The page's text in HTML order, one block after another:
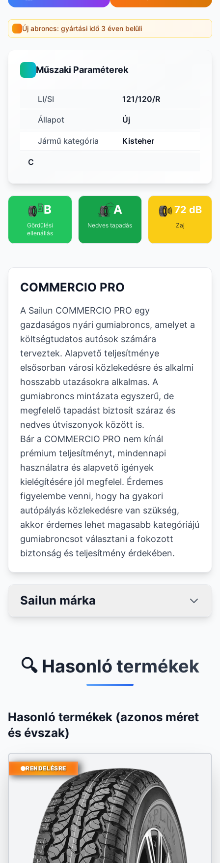
Új abroncs: gyártási idő 3 éven belüli
Műszaki Paraméterek
LI/SI 121/120/R
Állapot Új
Jármű kategória Kisteher
C
B
Gördülési
ellenállás
A
Nedves tapadás
72 dB
Zaj
COMMERCIO PRO
A Sailun COMMERCIO PRO egy
gazdaságos nyári gumiabroncs, amelyet a
költségtudatos autósok számára
terveztek. Alapvető teljesítménye
elsősorban városi közlekedésre és alkalmi
hosszabb utazásokra alkalmas. A
gumiabroncs mintázata egyszerű, de
megfelelő tapadást biztosít száraz és
nedves útviszonyok között is.
Bár a COMMERCIO PRO nem kínál
prémium teljesítményt, mindennapi
használatra és alapvető igények
kielégítésére jól megfelel. Érdemes
figyelembe venni, hogy ha gyakori
autópályás közlekedésre van szükség,
akkor érdemes lehet magasabb kategóriájú
gumiabroncsot választani a fokozott
biztonság és teljesítmény érdekében.
Sailun márka
🔍 Hasonló termékek
Hasonló termékek (azonos méret
és évszak)
RENDELÉSRE